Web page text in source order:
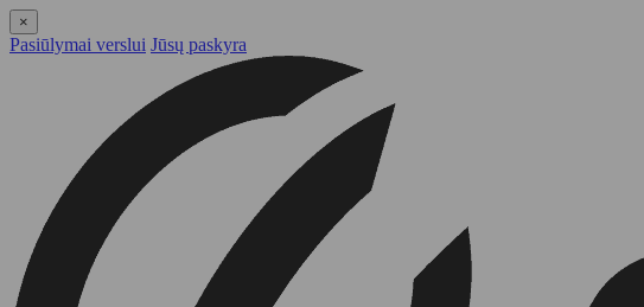
×
Pasiūlymai verslui Jūsų paskyra